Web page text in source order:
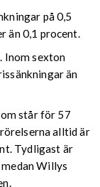
på 0,5
än 0,1 procent.
Inom sexton
än
står för 57
alltid är
Tydligast är
Willys